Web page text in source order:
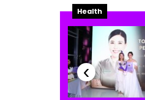
Health
‹